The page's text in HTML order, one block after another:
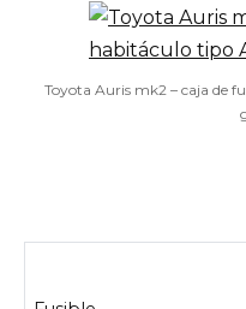
Toyota Auris mk2 – caja de